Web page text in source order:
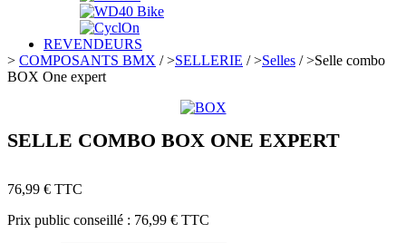
REVENDEURS
> COMPOSANTS BMX />SELLERIE />Selles />Selle combo
BOX One expert
SELLE COMBO BOX ONE EXPERT
76,99 € TTC
Prix public conseillé : 76,99 € TTC